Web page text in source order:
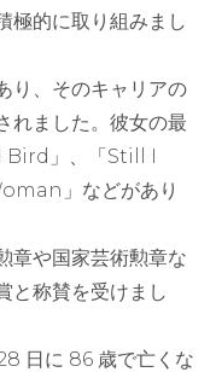
極的に取り組みまし
り、そのキャリアの
れました。彼女の最
Bird」、「Still I
」などがあり
章や国家芸術勲章な
と称賛を受けまし
日に 86 歳で亡くな